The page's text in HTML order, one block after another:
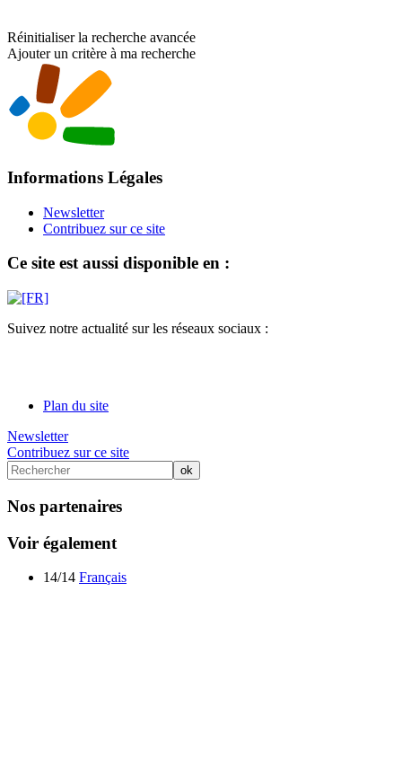
Réinitialiser la recherche avancée
Ajouter un critère à ma recherche
Informations Légales
Newsletter
Contribuez sur ce site
Ce site est aussi disponible en :
Suivez notre actualité sur les réseaux sociaux :
Plan du site
Newsletter
Contribuez sur ce site
Nos partenaires
Voir également
14/14 Français